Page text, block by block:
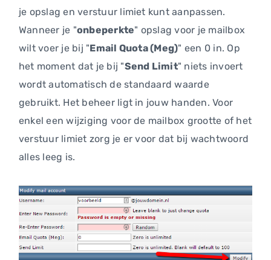
je opslag en verstuur limiet kunt aanpassen.
Wanneer je "onbeperkte" opslag voor je mailbox
wilt voer je bij "Email Quota (Meg)" een 0 in. Op
het moment dat je bij "Send Limit" niets invoert
wordt automatisch de standaard waarde
gebruikt. Het beheer ligt in jouw handen. Voor
enkel een wijziging voor de mailbox grootte of het
verstuur limiet zorg je er voor dat bij wachtwoord
alles leeg is.